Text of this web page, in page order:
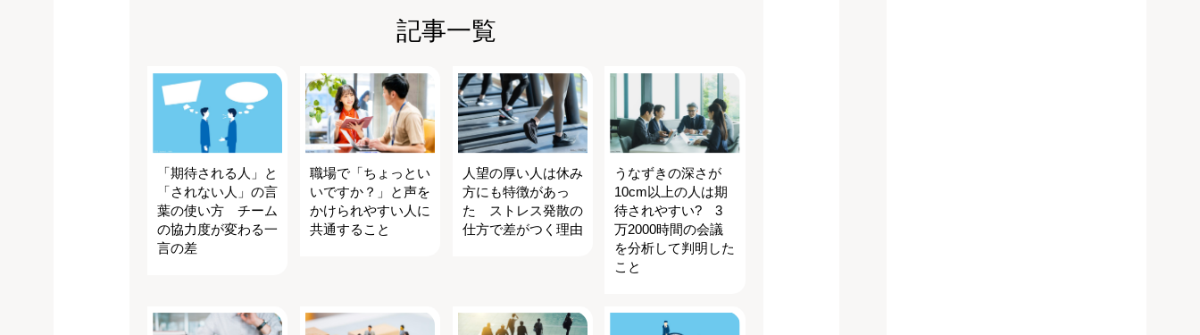
記事一覧
「期待される人」と
「されない人」の言
葉の使い方 チーム
の協力度が変わる一
言の差
職場で「ちょっとい
いですか？」と声を
かけられやすい人に
共通すること
人望の厚い人は休み
方にも特徴があっ
た ストレス発散の
仕方で差がつく理由
うなずきの深さが
10cm以上の人は期
待されやすい? 3
万2000時間の会議
を分析して判明した
こと